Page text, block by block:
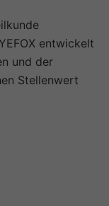
entwickelt
und der
Stellenwert